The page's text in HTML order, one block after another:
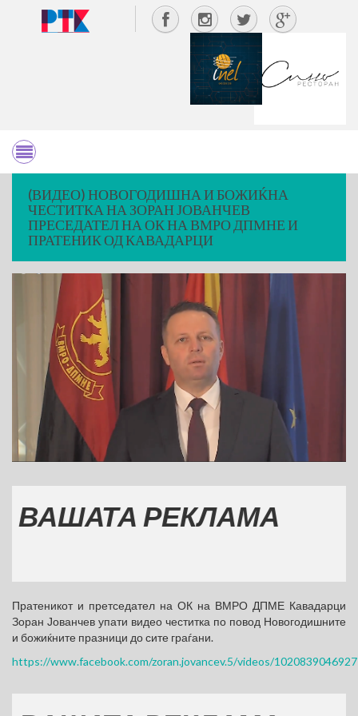
(ВИДЕО) НОВОГОДИШНА И БОЖИЌНА
ЧЕСТИТКА НА ЗОРАН ЈОВАНЧЕВ
ПРЕСЕДАТЕЛ НА ОК НА ВМРО ДПМНЕ И
ПРАТЕНИК ОД КАВАДАРЦИ
РЕКЛАМА
Пратеникот и претседател на ОК на ВМРО ДПМЕ Кавадарци
Зоран Јованчев упати видео честитка по повод Новогодишните
и божиќните празници до сите граѓани.
https://www.facebook.com/zoran.jovancev.5/videos/